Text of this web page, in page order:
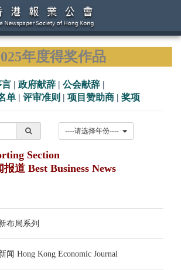
年度得奖作品
言 | 政府献辞 | 公会献辞 |
单 | 评审准则 | 项目赞助商 | 奖项
Section
道 Best Business News
布局系列
闻 Hong Kong Economic Journal